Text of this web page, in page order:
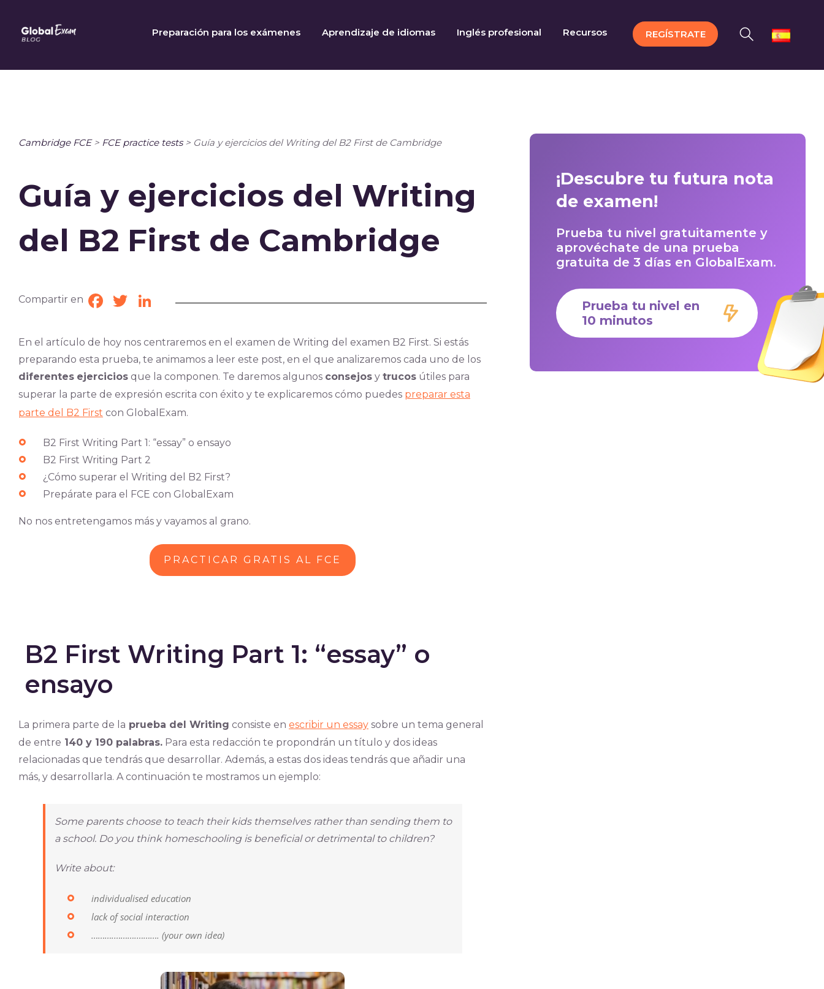
content
Preparación para los exámenes Aprendizaje de idiomas Inglés profesional Recursos REGÍSTRATE
Cambridge FCE> FCE practice tests> Guía y ejercicios del Writing del B2 First de Cambridge
Guía y ejercicios del Writing
del B2 First de Cambridge
Compartir en Facebook
TwitterLinkedIn
En el artículo de hoy nos centraremos en el examen de Writing del examen B2 First. Si estás
preparando esta prueba, te animamos a leer este post, en el que analizaremos cada uno de los
diferentes ejerciciosque la componen. Te daremos algunos consejosy trucosútiles para
superar la parte de expresión escrita con éxito y te explicaremos cómo puedes preparar esta
parte del B2 First con GlobalExam.
B2 First Writing Part 1: “essay” o ensayo
B2 First Writing Part 2
¿Cómo superar el Writing del B2 First?
Prepárate para el FCE con GlobalExam
No nos entretengamos más y vayamos al grano.
PRACTICAR GRATIS AL FCE
B2 First Writing Part 1: “essay” o
ensayo
La primera parte de la prueba del Writing consiste en escribir un essaysobre un tema general
de entre 140 y 190 palabras.Para esta redacción te propondrán un título y dos ideas
relacionadas que tendrás que desarrollar. Además, a estas dos ideas tendrás que añadir una
más, y desarrollarla. A continuación te mostramos un ejemplo:
Some parents choose to teach their kids themselves rather than sending them to
a school. Do you think homeschooling is beneficial or detrimental to children?
Write about:
individualised education
lack of social interaction
……….……….………. (your own idea)
¡Descubre tu futura nota
de examen!
Prueba tu nivel gratuitamente y
aprovéchate de una prueba
gratuita de 3 días en GlobalExam.
Prueba tu nivel en
10 minutos